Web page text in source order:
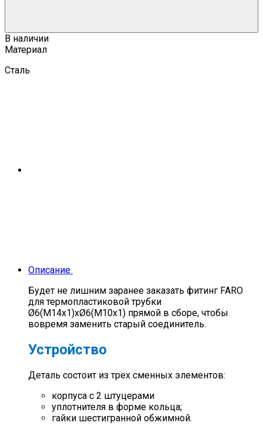
В наличии
Материал
Сталь
Описание
Будет не лишним заранее заказать фитинг FARO
для термопластиковой трубки
Ø6(M14x1)хØ6(M10х1) прямой в сборе, чтобы
вовремя заменить старый соединитель.
Устройство
Деталь состоит из трех сменных элементов:
корпуса с 2 штуцерами
уплотнителя в форме кольца;
гайки шестигранной обжимной.